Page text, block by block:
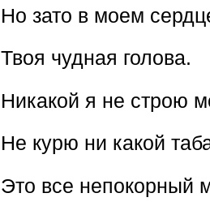
Но зато в моем
Твоя чудная голова.
Никакой я не строю
Не курю ни какой
Это все непокорный